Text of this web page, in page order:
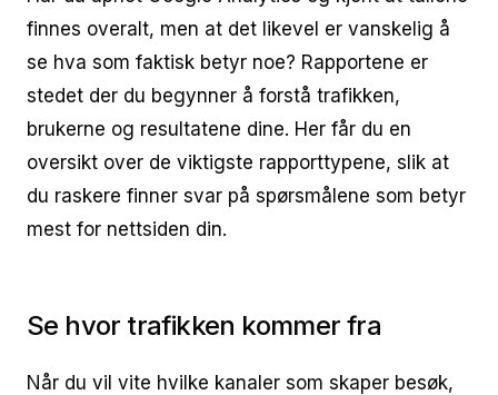
finnes overalt, men at det likevel er vanskelig å
se hva som faktisk betyr noe? Rapportene er
stedet der du begynner å forstå trafikken,
brukerne og resultatene dine. Her får du en
oversikt over de viktigste rapporttypene, slik at
du raskere finner svar på spørsmålene som betyr
mest for nettsiden din.
Se hvor trafikken kommer fra
Når du vil vite hvilke kanaler som skaper besøk,